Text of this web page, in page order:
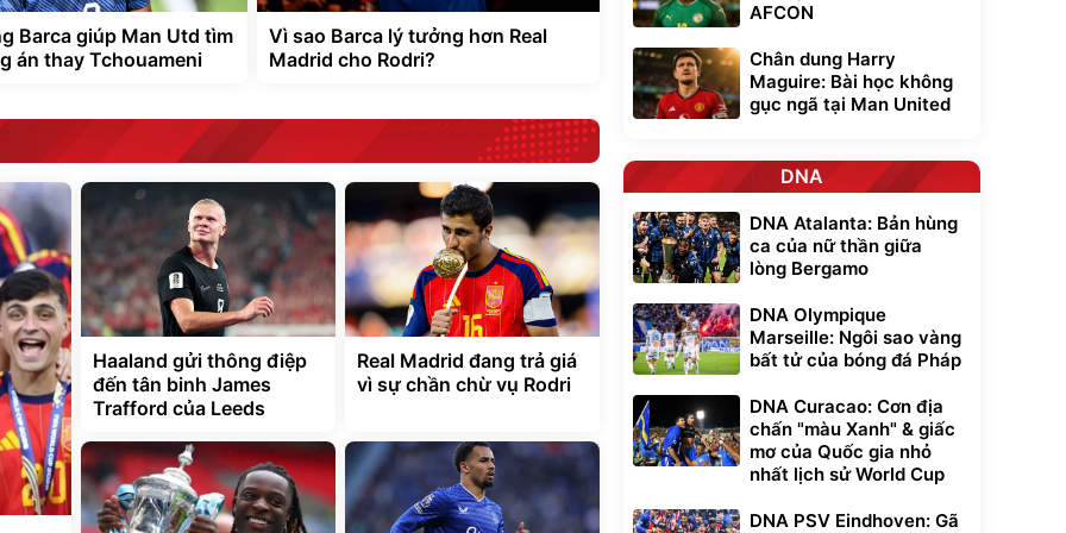
Barca giúp Man Utd tìm
án thay Tchouameni
Vì sao Barca lý tưởng hơn Real
Madrid cho Rodri?
Haaland gửi thông điệp
đến tân binh James
Trafford của Leeds
Real Madrid đang trả giá
vì sự chần chừ vụ Rodri
AFCON
Chân dung Harry
Maguire: Bài học không
gục ngã tại Man United
DNA
DNA Atalanta: Bản hùng
ca của nữ thần giữa
lòng Bergamo
DNA Olympique
Marseille: Ngôi sao vàng
bất tử của bóng đá Pháp
DNA Curacao: Cơn địa
chấn "màu Xanh" & giấc
mơ của Quốc gia nhỏ
nhất lịch sử World Cup
DNA PSV Eindhoven: Gã